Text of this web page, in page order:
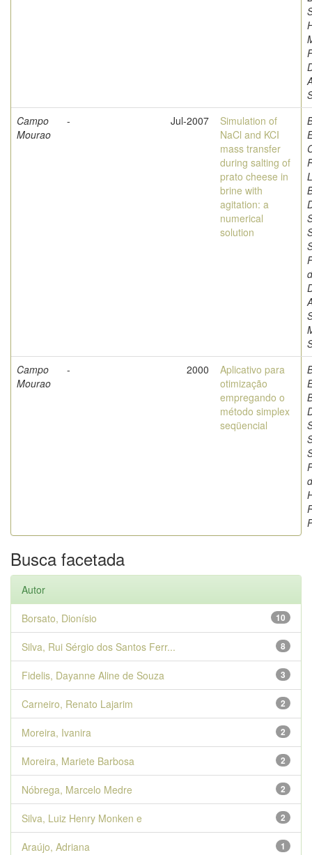
Campo
Mourao
- Jul-2007
Simulation of
NaCl and KCI
mass transfer
during salting of
prato cheese in
brine with
agitation: a
numerical
solution
Campo
Mourao
- 2000
Aplicativo para
otimização
empregando o
método simplex
seqüencial
Busca facetada
Autor
10
Borsato, Dionísio
8
Silva, Rui Sérgio dos Santos Ferr...
3
Fidelis, Dayanne Aline de Souza
2
Carneiro, Renato Lajarim
2
Moreira, Ivanira
2
Moreira, Mariete Barbosa
2
Nóbrega, Marcelo Medre
2
Silva, Luiz Henry Monken e
1
Araújo, Adriana